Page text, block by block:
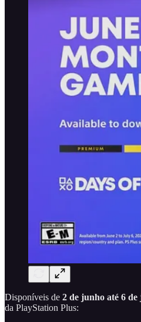
Disponíveis de 2 de junho até 6 de
da PlayStation Plus: